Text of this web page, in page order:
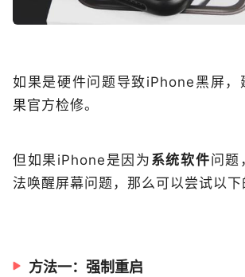
如果是硬件问题导致iPhone黑屏，
果官方检修。
但如果iPhone是因为 系统软件问题
法唤醒屏幕问题，那么可以尝试以下
方法一：强制重启